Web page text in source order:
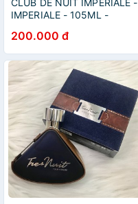
CLUB DE NUIT IMPÉRIALE -
IMPERIALE - 105ML -
CHÍNH HÃNG - GIÁ SỈ RẺ -
TINH DÂU DUBAI NỘI ĐỊA
200.000 đ